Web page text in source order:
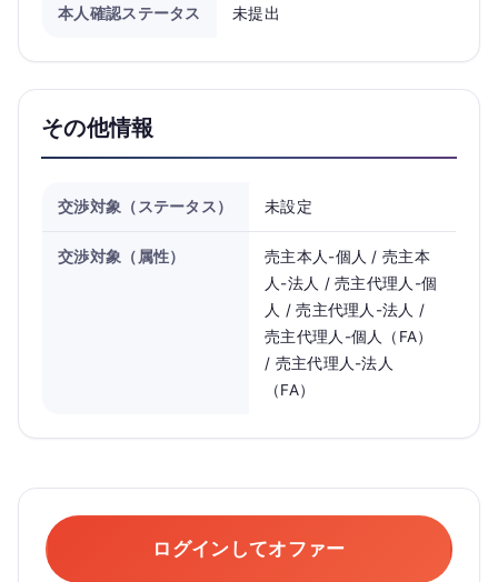
本人確認ステータス 未提出
その他情報
交渉対象（ステータス） 未設定
交渉対象（属性）
売主本人-個人 / 売主本
人-法人 / 売主代理人-個
人 / 売主代理人-法人 /
売主代理人-個人（FA）
/ 売主代理人-法人
（FA）
ログインしてオファー